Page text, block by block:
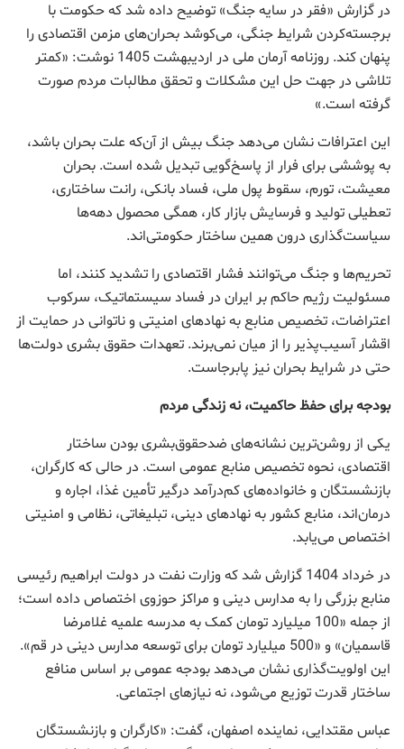
در گزارش «فقر در سایه جنگ» توضیح داده شد که حکومت با
برجسته‌کردن شرایط جنگی، می‌کوشد بحران‌های مزمن اقتصادی را
پنهان کند. روزنامه آرمان ملی در اردیبهشت 1405 نوشت: «کمتر
تلاشی در جهت حل این مشکلات و تحقق مطالبات مردم صورت
گرفته است.»
این اعترافات نشان می‌دهد جنگ بیش از آن‌که علت بحران باشد،
به پوششی برای فرار از پاسخ‌گویی تبدیل شده است. بحران
معیشت، تورم، سقوط پول ملی، فساد بانکی، رانت ساختاری،
تعطیلی تولید و فرسایش بازار کار، همگی محصول دهه‌ها
سیاست‌گذاری درون همین ساختار حکومتی‌اند.
تحریم‌ها و جنگ می‌توانند فشار اقتصادی را تشدید کنند، اما
مسئولیت رژیم حاکم بر ایران در فساد سیستماتیک، سرکوب
اعتراضات، تخصیص منابع به نهادهای امنیتی و ناتوانی در حمایت از
اقشار آسیب‌پذیر را از میان نمی‌برند. تعهدات حقوق بشری دولت‌ها
حتی در شرایط بحران نیز پابرجاست.
بودجه برای حفظ حاکمیت، نه زندگی مردم
یکی از روشن‌ترین نشانه‌های ضدحقوق‌بشری بودن ساختار
اقتصادی، نحوه تخصیص منابع عمومی است. در حالی که کارگران،
بازنشستگان و خانواده‌های کم‌درآمد درگیر تأمین غذا، اجاره و
درمان‌اند، منابع کشور به نهادهای دینی، تبلیغاتی، نظامی و امنیتی
اختصاص می‌یابد.
در خرداد 1404 گزارش شد که وزارت نفت در دولت ابراهیم رئیسی
منابع بزرگی را به مدارس دینی و مراکز حوزوی اختصاص داده است؛
از جمله «100 میلیارد تومان کمک به مدرسه علمیه غلامرضا
قاسمیان» و «500 میلیارد تومان برای توسعه مدارس دینی در قم».
این اولویت‌گذاری نشان می‌دهد بودجه عمومی بر اساس منافع
ساختار قدرت توزیع می‌شود، نه نیازهای اجتماعی.
عباس مقتدایی، نماینده اصفهان، گفت: «کارگران و بازنشستگان